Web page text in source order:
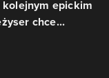
epickim
chce...